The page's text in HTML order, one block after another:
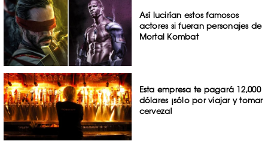
Así lucirían estos famosos
actores si fueran personajes de
Mortal Kombat
Esta empresa te pagará 12,000
dólares ¡sólo por viajar y tomar
cerveza!